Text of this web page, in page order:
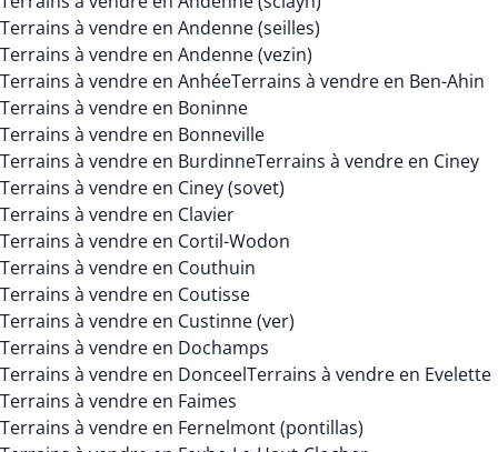
Terrains à vendre en Andenne (seilles)
Terrains à vendre en Andenne (vezin)
Terrains à vendre en AnhéeTerrains à vendre en Ben-Ahin
Terrains à vendre en Boninne
Terrains à vendre en Bonneville
Terrains à vendre en BurdinneTerrains à vendre en Ciney
Terrains à vendre en Ciney (sovet)
Terrains à vendre en Clavier
Terrains à vendre en Cortil-Wodon
Terrains à vendre en Couthuin
Terrains à vendre en Coutisse
Terrains à vendre en Custinne (ver)
Terrains à vendre en Dochamps
Terrains à vendre en DonceelTerrains à vendre en Evelette
Terrains à vendre en Faimes
Terrains à vendre en Fernelmont (pontillas)